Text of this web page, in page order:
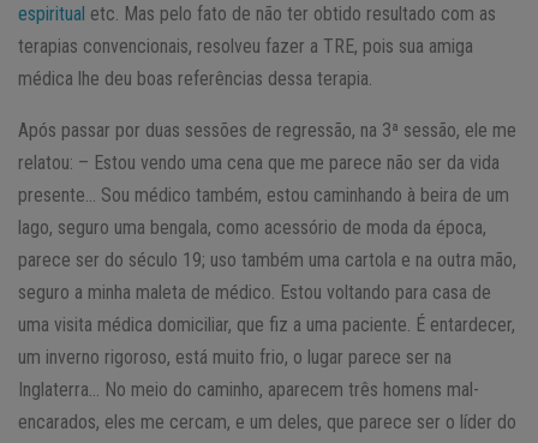
espiritual etc. Mas pelo fato de não ter obtido resultado com as
terapias convencionais, resolveu fazer a TRE, pois sua amiga
médica lhe deu boas referências dessa terapia.
Após passar por duas sessões de regressão, na 3ª sessão, ele me
relatou: – Estou vendo uma cena que me parece não ser da vida
presente… Sou médico também, estou caminhando à beira de um
lago, seguro uma bengala, como acessório de moda da época,
parece ser do século 19; uso também uma cartola e na outra mão,
seguro a minha maleta de médico. Estou voltando para casa de
uma visita médica domiciliar, que fiz a uma paciente. É entardecer,
um inverno rigoroso, está muito frio, o lugar parece ser na
Inglaterra… No meio do caminho, aparecem três homens mal-
encarados, eles me cercam, e um deles, que parece ser o líder do